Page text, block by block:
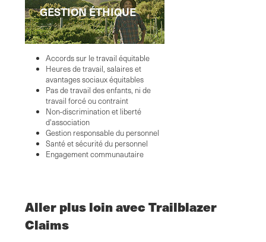
GESTION ÉTHIQUE
Accords sur le travail équitable
Heures de travail, salaires et
avantages sociaux équitables
Pas de travail des enfants, ni de
travail forcé ou contraint
Non-discrimination et liberté
d'association
Gestion responsable du personnel
Santé et sécurité du personnel
Engagement communautaire
Aller plus loin avec Trailblazer
Claims